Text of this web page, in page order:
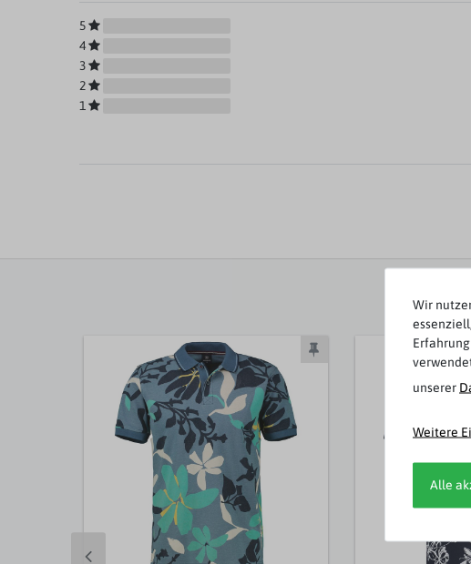
5
4
3
2
1
Wir
unserer
Weitere
Alle